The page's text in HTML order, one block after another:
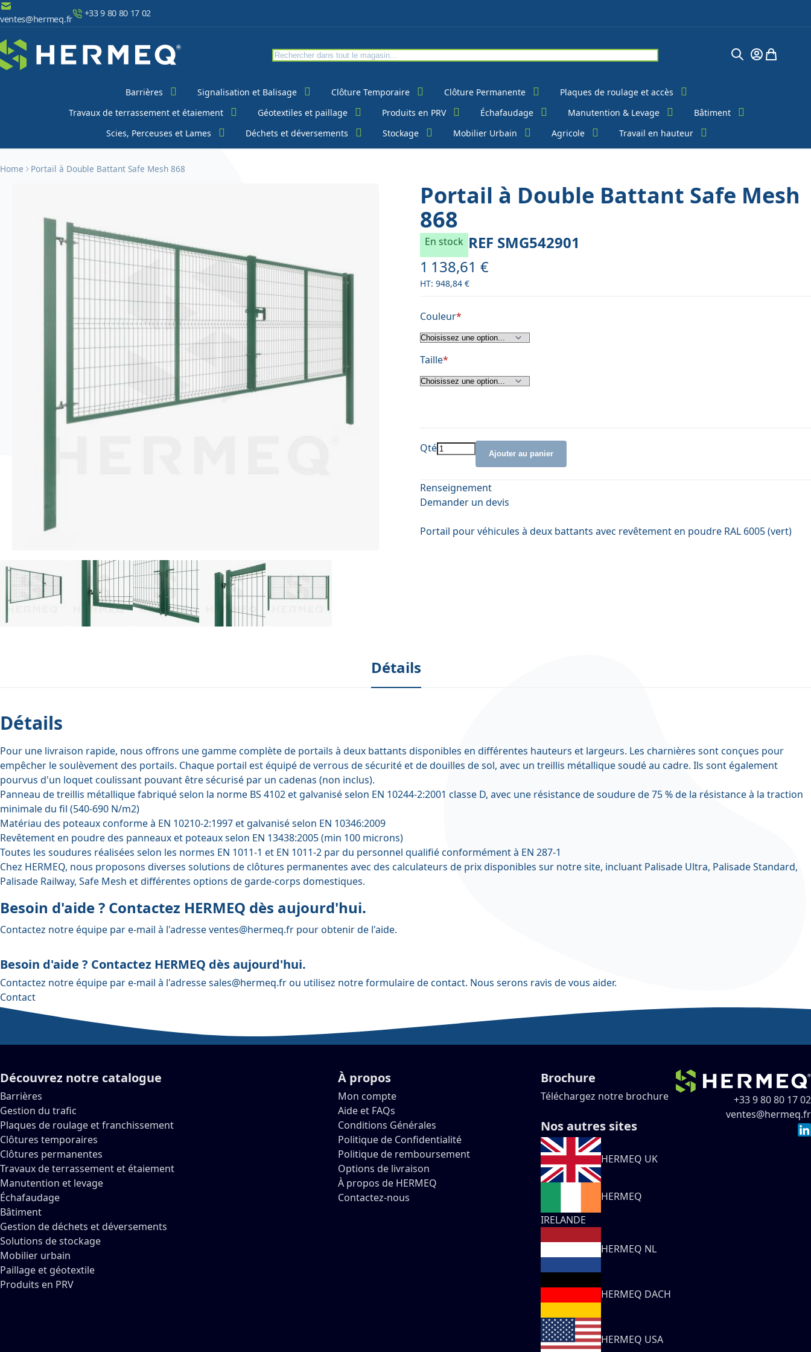
Aller au contenu
ventes@hermeq.fr
+33 9 80 80 17 02
Chercher
Mon Compte
Mon
Barrières Signalisation et Balisage Clôture Temporaire Clôture Permanente
Plaques de roulage et accès
Travaux de terrassement et étaiement
Géotextiles et paillage Produits en PRV Échafaudage Manutention & Levage
Bâtiment
Scies, Perceuses et Lames
Déchets et déversements Stockage Mobilier Urbain Agricole Travail en hauteur
Home Portail à Double Battant Safe Mesh 868
Portail à Double Battant Safe Mesh
868
En stock REF SMG542901
À partir de
1 138,61 €
948,84 €
Couleur
Taille
Qté Ajouter au panier
Renseignement
Demander un devis
Portail pour véhicules à deux battants avec revêtement en poudre RAL 6005 (vert)
Détails
Détails
Pour une livraison rapide, nous offrons une gamme complète de portails à deux battants disponibles en différentes hauteurs et largeurs. Les charnières sont conçues pour
empêcher le soulèvement des portails. Chaque portail est équipé de verrous de sécurité et de douilles de sol, avec un treillis métallique soudé au cadre. Ils sont également
pourvus d'un loquet coulissant pouvant être sécurisé par un cadenas (non inclus).
Panneau de treillis métallique fabriqué selon la norme BS 4102 et galvanisé selon EN 10244-2:2001 classe D, avec une résistance de soudure de 75 % de la résistance à la traction
minimale du fil (540-690 N/m2)
Matériau des poteaux conforme à EN 10210-2:1997 et galvanisé selon EN 10346:2009
Revêtement en poudre des panneaux et poteaux selon EN 13438:2005 (min 100 microns)
Toutes les soudures réalisées selon les normes EN 1011-1 et EN 1011-2 par du personnel qualifié conformément à EN 287-1
Chez HERMEQ, nous proposons diverses solutions de clôtures permanentes avec des calculateurs de prix disponibles sur notre site, incluant Palisade Ultra, Palisade Standard,
Palisade Railway, Safe Mesh et différentes options de garde-corps domestiques.
Besoin d'aide ? Contactez HERMEQ dès aujourd'hui.
Contactez notre équipe par e-mail à l'adresseventes@hermeq.fr pour obtenir de l'aide.
Besoin d'aide ? Contactez HERMEQ dès aujourd'hui.
Contactez notre équipe par e-mail à l'adressesales@hermeq.frou utilisez notreformulaire de contact. Nous serons ravis de vous aider.
Contact
Découvrez notre catalogue
Barrières
Gestion du trafic
Plaques de roulage et franchissement
Clôtures temporaires
Clôtures permanentes
Travaux de terrassement et étaiement
Manutention et levage
Échafaudage
Bâtiment
Gestion de déchets et déversements
Solutions de stockage
Mobilier urbain
Paillage et géotextile
Produits en PRV
À propos
Mon compte
Aide et FAQs
Conditions Générales
Politique de Confidentialité
Politique de remboursement
Options de livraison
À propos de HERMEQ
Contactez-nous
Brochure
Téléchargez notre brochure
Nos autres sites
HERMEQ UK
HERMEQ
IRELANDE
HERMEQ NL
HERMEQ DACH
HERMEQ USA
+33 9 80 80 17 02
ventes@hermeq.fr